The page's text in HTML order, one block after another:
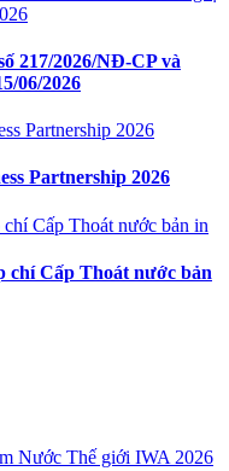
217/2026/NĐ-CP và
06/2026
Partnership 2026
chí Cấp Thoát nước bản